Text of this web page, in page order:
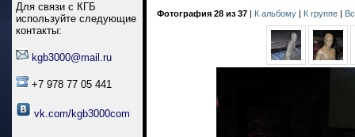
Для связи с КГБ
используйте следующие
контакты:
kgb3000@mail.ru
+7 978 77 05 441
vk.com/kgb3000com
Фотография 28 из 37 | К альбому | К группе |